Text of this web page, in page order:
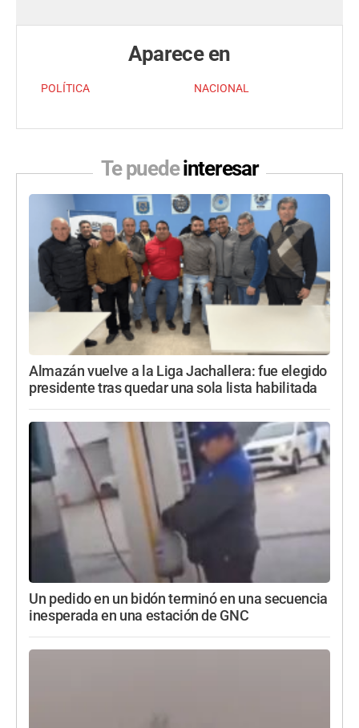
Aparece en
POLÍTICA NACIONAL
Te puedeinteresar
Almazán vuelve a la Liga Jachallera: fue elegido
presidente tras quedar una sola lista habilitada
Un pedido en un bidón terminó en una secuencia
inesperada en una estación de GNC